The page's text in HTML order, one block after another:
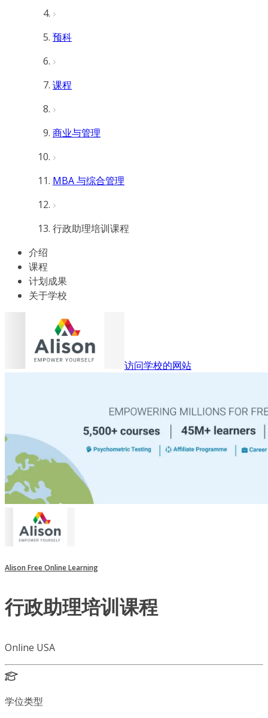
预科
课程
商业与管理
MBA 与综合管理
行政助理培训课程
介绍
课程
计划成果
关于学校
访问学校的网站
Alison Free Online Learning
行政助理培训课程
Online USA
学位类型